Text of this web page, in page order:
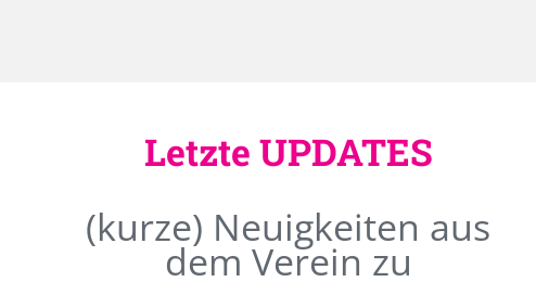
Letzte UPDATES
(kurze) Neuigkeiten aus
dem Verein zu